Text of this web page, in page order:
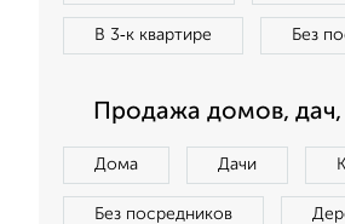
В 3‑к квартире Без
Продажа домов, дач,
Дома Дачи
Без посредников